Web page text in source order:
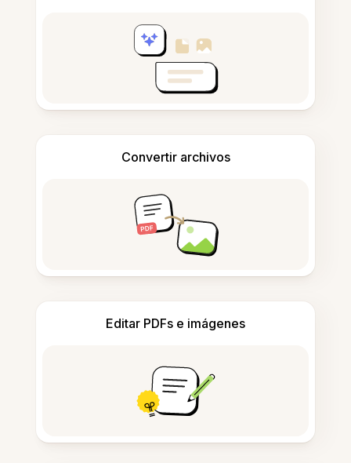
Convertir archivos
Editar PDFs e imágenes